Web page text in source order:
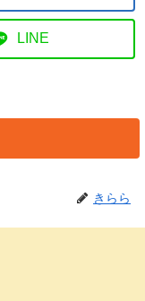
LINE
きらら